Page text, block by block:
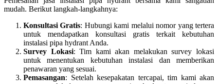
mudah. Berikut langkah-langkahnya:
Konsultasi Gratis: Hubungi kami melalui nomor yang tertera
untuk mendapatkan konsultasi gratis terkait kebutuhan
instalasi pipa hydrant Anda.
Survey Lokasi: Tim kami akan melakukan survey lokasi
untuk menentukan kebutuhan instalasi dan memberikan
penawaran yang sesuai.
Pemasangan: Setelah kesepakatan tercapai, tim kami akan